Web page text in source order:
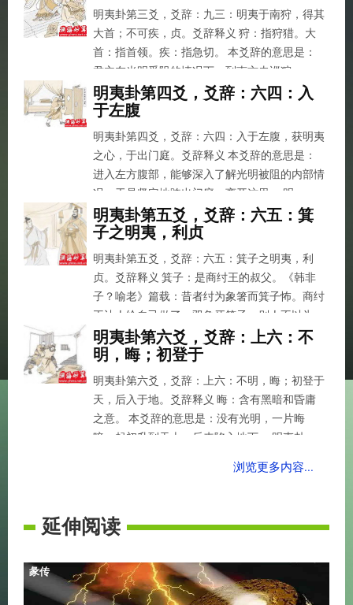
明夷卦第三爻，爻辞：九三：明夷于南狩，得其
大首；不可疾，贞。爻辞释义 狩：指狩猎。大
首：指首领。疾：指急切。 本爻辞的意思是：
君主在光明受阻的情况下，到南方去巡狩，...
明夷卦第四爻，爻辞：六四：入
于左腹
明夷卦第四爻，爻辞：六四：入于左腹，获明夷
之心，于出门庭。爻辞释义 本爻辞的意思是：
进入左方腹部，能够深入了解光明被阻的内部情
况，于是坚定地跨出门庭，离开这里。 明...
明夷卦第五爻，爻辞：六五：箕
子之明夷，利贞
明夷卦第五爻，爻辞：六五：箕子之明夷，利
贞。爻辞释义 箕子：是商纣王的叔父。《韩非
子？喻老》篇载：昔者纣为象箸而箕子怖。商纣
王让人给自己做了一双象牙筷子，别人不以为...
明夷卦第六爻，爻辞：上六：不
明，晦；初登于
明夷卦第六爻，爻辞：上六：不明，晦；初登于
天，后入于地。爻辞释义 晦：含有黑暗和昏庸
之意。 本爻辞的意思是：没有光明，一片晦
暗。起初升到天上，后来陷入地下。 明夷卦
浏览更多内容...
延伸阅读
彖传